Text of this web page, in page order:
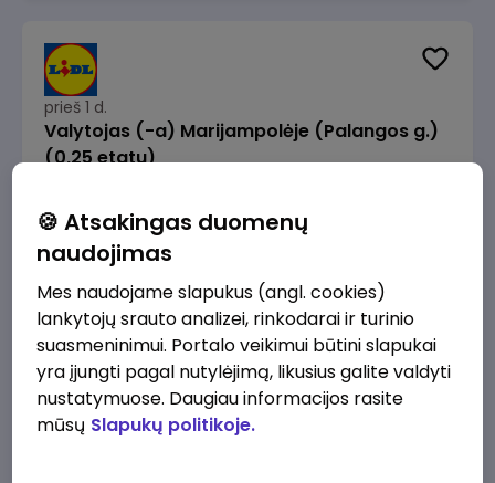
prieš 1 d.
Valytojas (-a) Marijampolėje (Palangos g.)
(0,25 etatu)
289 - 337 €/mėn. Prieš mokesčius
prieš 1 d.
Talent Development Project Manager (fixed
term - 1.5 years)
🍪 Atsakingas duomenų
naudojimas
Mes naudojame slapukus (angl. cookies)
lankytojų srauto analizei, rinkodarai ir turinio
suasmeninimui. Portalo veikimui būtini slapukai
yra įjungti pagal nutylėjimą, likusius galite valdyti
nustatymuose. Daugiau informacijos rasite
mūsų Slapukų politikoje.